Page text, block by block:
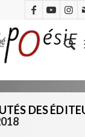
DES